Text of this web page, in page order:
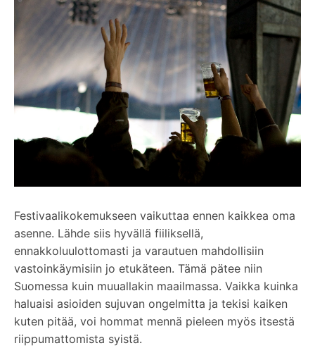
Festivaalikokemukseen vaikuttaa ennen kaikkea oma
asenne. Lähde siis hyvällä fiiliksellä,
ennakkoluulottomasti ja varautuen mahdollisiin
vastoinkäymisiin jo etukäteen. Tämä pätee niin
Suomessa kuin muuallakin maailmassa. Vaikka kuinka
haluaisi asioiden sujuvan ongelmitta ja tekisi kaiken
kuten pitää, voi hommat mennä pieleen myös itsestä
riippumattomista syistä.